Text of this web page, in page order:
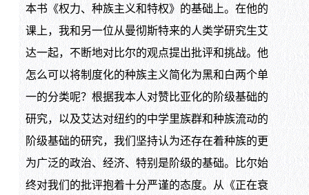
本书《权力、种族主义和特权》的基础上。在他的
课上，我和另一位从曼彻斯特来的人类学研究生艾
达一起，不断地对比尔的观点提出批评和挑战。他
怎么可以将制度化的种族主义简化为黑和白两个单
一的分类呢？根据我本人对赞比亚化的阶级基础的
研究，以及艾达对纽约的中学里族群和种族流动的
阶级基础的研究，我们坚持认为还存在着种族的更
为广泛的政治、经济、特别是阶级的基础。比尔始
终对我们的批评抱着十分严谨的态度。从《正在衰